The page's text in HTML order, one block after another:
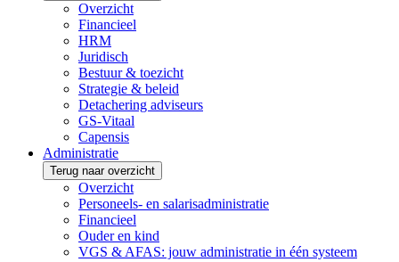
Overzicht
Financieel
HRM
Juridisch
Bestuur & toezicht
Strategie & beleid
Detachering adviseurs
GS-Vitaal
Capensis
Administratie
Terug naar overzicht
Overzicht
Personeels- en salarisadministratie
Financieel
Ouder en kind
VGS & AFAS: jouw administratie in één systeem